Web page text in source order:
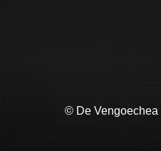
© De Vengoechea